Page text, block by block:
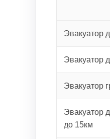
Эвакуатор
Эвакуатор
Эвакуатор
Эвакуатор
до 15км